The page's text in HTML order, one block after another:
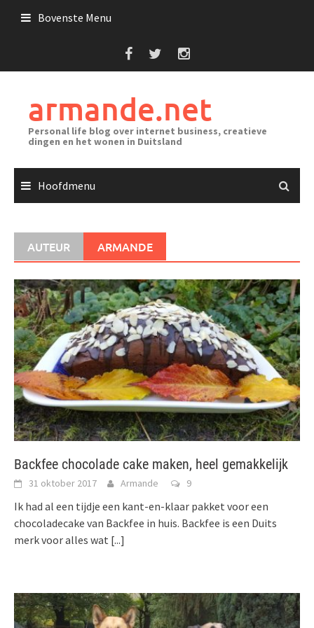
Bovenste Menu
armande.net
Personal life blog over internet business, creatieve
dingen en het wonen in Duitsland
Hoofdmenu
AUTEUR ARMANDE
Backfee chocolade cake maken, heel gemakkelijk
31 oktober 2017 Armande 9
Ik had al een tijdje een kant-en-klaar pakket voor een
chocoladecake van Backfee in huis. Backfee is een Duits
merk voor alles wat [...]